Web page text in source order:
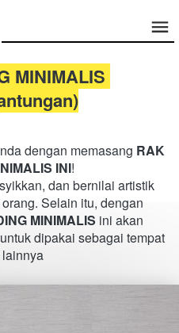
MINIMALIS
dengan memasang RAK
INI!
dan bernilai artistik
Selain itu, dengan
MINIMALIS ini akan
dipakai sebagai tempat